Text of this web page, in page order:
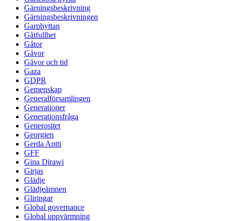
Gärningsbeskrivning
Gärningsbeskrivningen
Garphyttan
Gåtfullhet
Gåtor
Gåvor
Gåvor och tid
Gaza
GDPR
Gemenskap
Generalförsamlingen
Generationer
Generationsfråga
Generositet
Georgien
Gerda Antti
GFF
Gina Dirawi
Girjas
Glädje
Glädjeämnen
Gliringar
Global governance
Global uppvärmning